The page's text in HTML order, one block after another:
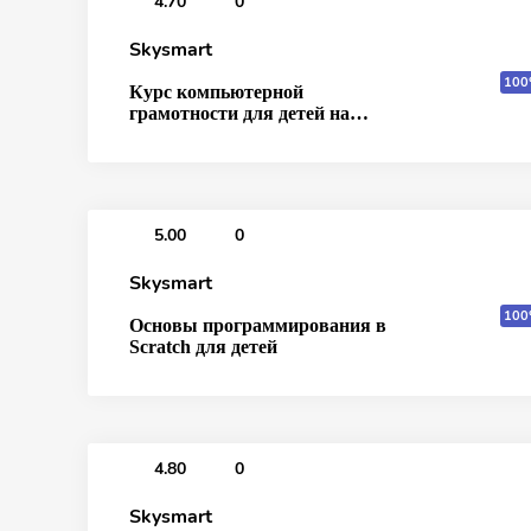
Skysmart
Курс компьютерной
грамотности для детей на
5.00 0
Skysmart
Основы программирования в
Scratch для детей
4.80 0
Skysmart